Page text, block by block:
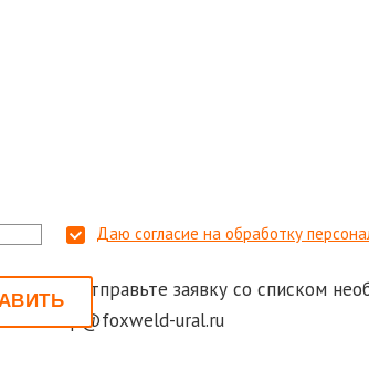
Даю согласие на обработку
Или отправьте заявку со списком
shop@foxweld-ural.ru